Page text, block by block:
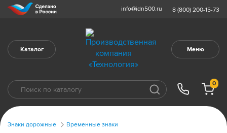
info@idn500.ru 8 (800) 200-15-73
Каталог Меню
0
Знаки дорожные Временные знаки